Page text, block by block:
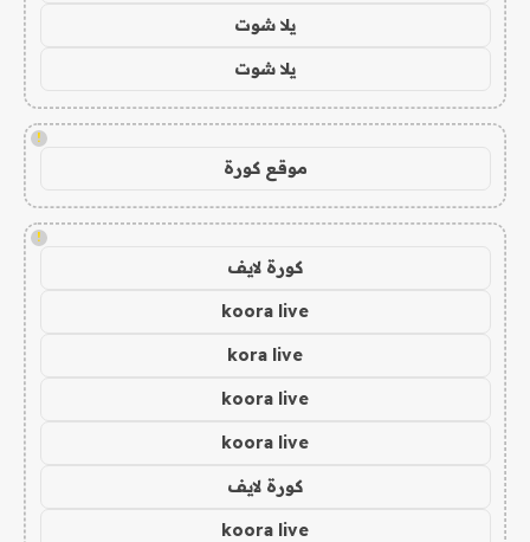
يلا شوت
يلا شوت
!
موقع كورة
!
كورة لايف
koora live
kora live
koora live
koora live
كورة لايف
koora live